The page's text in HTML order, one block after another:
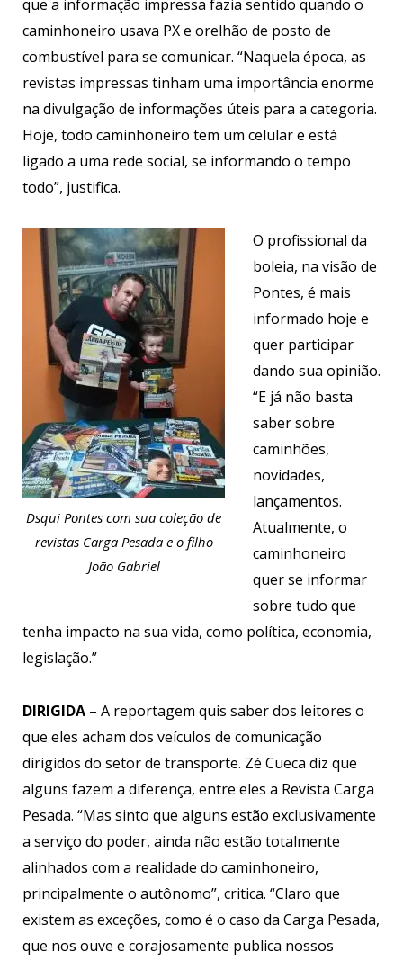
que a informação impressa fazia sentido quando o
caminhoneiro usava PX e orelhão de posto de
combustível para se comunicar. “Naquela época, as
revistas impressas tinham uma importância enorme
na divulgação de informações úteis para a categoria.
Hoje, todo caminhoneiro tem um celular e está
ligado a uma rede social, se informando o tempo
todo”, justifica.
Dsqui Pontes com sua coleção de
revistas Carga Pesada e o filho
João Gabriel
O profissional da
boleia, na visão de
Pontes, é mais
informado hoje e
quer participar
dando sua opinião.
“E já não basta
saber sobre
caminhões,
novidades,
lançamentos.
Atualmente, o
caminhoneiro
quer se informar
sobre tudo que
tenha impacto na sua vida, como política, economia,
legislação.”
DIRIGIDA – A reportagem quis saber dos leitores o
que eles acham dos veículos de comunicação
dirigidos do setor de transporte. Zé Cueca diz que
alguns fazem a diferença, entre eles a Revista Carga
Pesada. “Mas sinto que alguns estão exclusivamente
a serviço do poder, ainda não estão totalmente
alinhados com a realidade do caminhoneiro,
principalmente o autônomo”, critica. “Claro que
existem as exceções, como é o caso da Carga Pesada,
que nos ouve e corajosamente publica nossos